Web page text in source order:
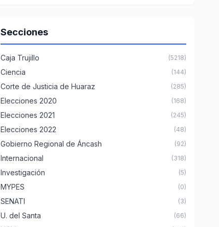
Secciones
Caja Trujillo (5218)
Ciencia (144)
Corte de Justicia de Huaraz (285)
Elecciones 2020 (168)
Elecciones 2021 (245)
Elecciones 2022 (48)
Gobierno Regional de Áncash (92)
Internacional (318)
Investigación (5)
MYPES (0)
SENATI (3)
U. del Santa (66)